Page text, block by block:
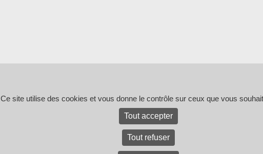
Ce site utilise des cookies et vous donne le contrôle sur ceux que vous
Tout accepter
Tout refuser